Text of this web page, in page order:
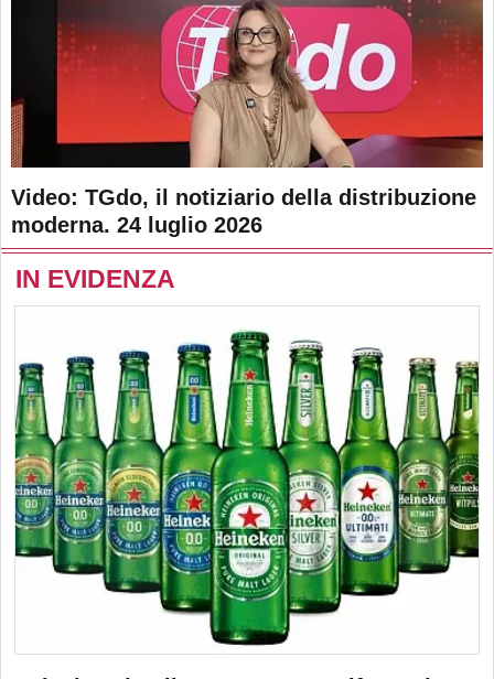
Video: TGdo, il notiziario della distribuzione
moderna. 24 luglio 2026
IN EVIDENZA